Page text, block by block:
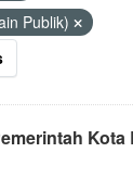
Publik)